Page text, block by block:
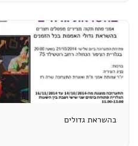
בהשראת גדולים